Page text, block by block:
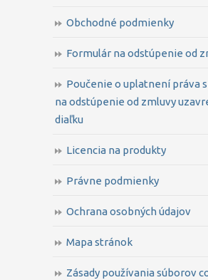
Obchodné podmienky
Formulár na odstúpenie od
Poučenie o uplatnení práva
na odstúpenie od zmluvy
diaľku
Licencia na produkty
Právne podmienky
Ochrana osobných údajov
Mapa stránok
Zásady používania súborov